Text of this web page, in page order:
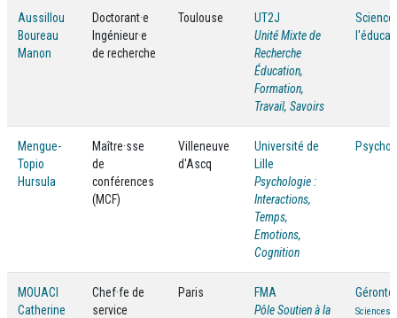
Aussillou
Boureau
Manon
Doctorant·e
Ingénieur·e
de recherche
Toulouse
UT2J
Unité Mixte de
Recherche
Éducation,
Formation,
Travail, Savoirs
Mengue-
Topio
Hursula
Maître·sse
de
conférences
(MCF)
Villeneuve
d'Ascq
Université de
Lille
Psychologie :
Interactions,
Temps,
Emotions,
Cognition
MOUACI
Catherine
Chef·fe de
service
Paris
FMA
Pôle Soutien à la
Sciences